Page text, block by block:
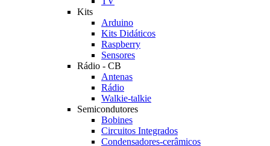
Kits
Arduino
Kits Didáticos
Raspberry
Sensores
Rádio - CB
Antenas
Rádio
Walkie-talkie
Semicondutores
Bobines
Circuitos Integrados
Condensadores-cerâmicos